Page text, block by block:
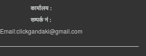
कार्यालय :
सम्पर्क नं :
Email:clickgandaki@gmail.com